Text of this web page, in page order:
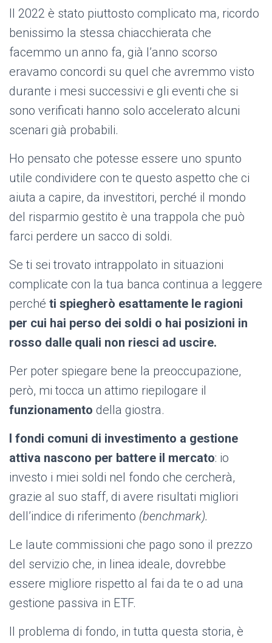
Il 2022 è stato piuttosto complicato ma, ricordo
benissimo la stessa chiacchierata che
facemmo un anno fa, già l’anno scorso
eravamo concordi su quel che avremmo visto
durante i mesi successivi e gli eventi che si
sono verificati hanno solo accelerato alcuni
scenari già probabili.
Ho pensato che potesse essere uno spunto
utile condividere con te questo aspetto che ci
aiuta a capire, da investitori, perché il mondo
del risparmio gestito è una trappola che può
farci perdere un sacco di soldi.
Se ti sei trovato intrappolato in situazioni
complicate con la tua banca continua a leggere
perché ti spiegherò esattamente le ragioni
per cui hai perso dei soldi o hai posizioni in
rosso dalle quali non riesci ad uscire.
Per poter spiegare bene la preoccupazione,
però, mi tocca un attimo riepilogare il
funzionamento della giostra.
I fondi comuni di investimento a gestione
attiva nascono per battere il mercato: io
investo i miei soldi nel fondo che cercherà,
grazie al suo staff, di avere risultati migliori
dell’indice di riferimento (benchmark).
Le laute commissioni che pago sono il prezzo
del servizio che, in linea ideale, dovrebbe
essere migliore rispetto al fai da te o ad una
gestione passiva in ETF.
Il problema di fondo, in tutta questa storia, è